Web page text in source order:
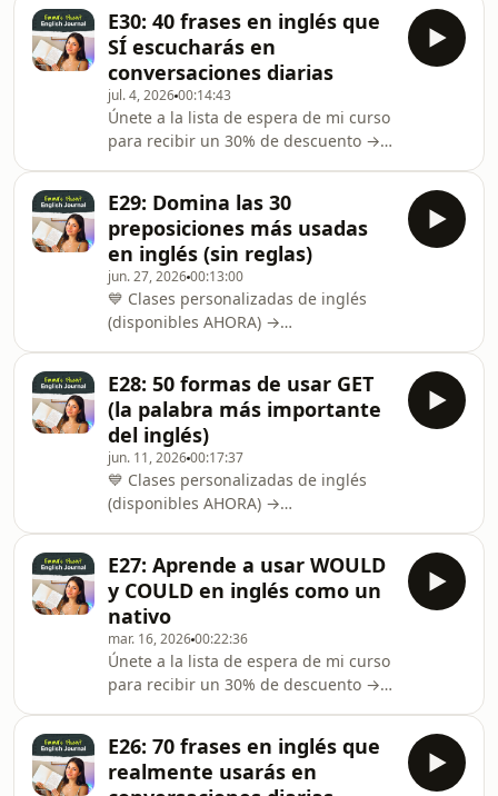
plannerInstagram →
https://www.insta
recibir un 30% de descuento →
https://fablelingo.com/inglesOrganiza
tu rutina de estudio con el Fluent
English Planner →📘 Azul Vibrante:
https://mybook.to/blue-english-
planner📓 Negro Clásico:
https://mybook.to/black-english-
plannerInstagram →
https://www.insta
E30: 40 frases en inglés que
SÍ escucharás en
conversaciones diarias
jul. 4, 202600:14:43
Únete a la lista de espera de mi curso
para recibir un 30% de descuento →
AHORA) →
https://emlanguages.com/Organiza tu
rutina de estudio con el Fluent
English Planner →📘 Azul Vibrante:
https://mybook.to/blue-english-
planner📓 Negro Clásico:
https://mybook.to/black-english-
plannerInstagram →
https://www.instagram.com/emlangu
E29: Domina las 30
preposiciones más usadas
en inglés (sin reglas)
jun. 27, 202600:13:00
💙 Clases personalizadas de inglés
(disponibles AHORA) →
recibir un 30% de descuento →
https://fablelingo.com/inglesOrganiza
tu rutina de estudio con el Fluent
English Planner →📘 Azul Vibrante:
https://mybook.to/blue-english-
planner📓 Negro Clásico:
https://mybook.to/black-english-
plannerInstagram →
https://www.instagram.com/emlangu
E28: 50 formas de usar GET
(la palabra más importante
del inglés)
jun. 11, 202600:17:37
💙 Clases personalizadas de inglés
(disponibles AHORA) →
recibir un 30% de descuento →
https://fablelingo.com/inglesOrganiza
tu rutina de estudio con el Fluent
English Planner →📘 Azul Vibrante:
https://mybook.to/blue-english-
planner📓 Negro Clásico:
https://mybook.to/black-english-
plannerInstagram →
https://www.instagram.com/emlangu
E27: Aprende a usar WOULD
y COULD en inglés como un
nativo
mar. 16, 202600:22:36
Únete a la lista de espera de mi curso
para recibir un 30% de descuento →
AHORA) →
https://emlanguages.com/Organiza tu
E26: 70 frases en inglés que
realmente usarás en